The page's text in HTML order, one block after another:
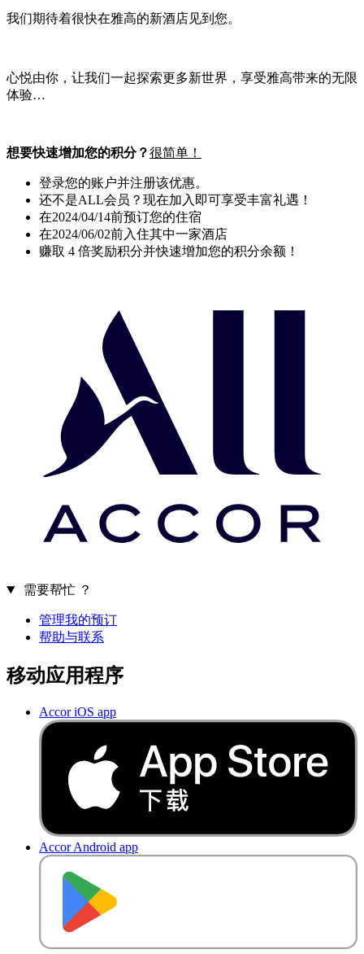
我们期待着很快在雅高的新酒店见到您。
心悦由你，让我们一起探索更多新世界，享受雅高带来的无限
体验…
想要快速增加您的积分？很简单！
登录您的账户并注册该优惠。
还不是ALL会员？现在加入即可享受丰富礼遇！
在2024/04/14前预订您的住宿
在2024/06/02前入住其中一家酒店
赚取 4 倍奖励积分并快速增加您的积分余额！
需要帮忙 ？
管理我的预订
帮助与联系
移动应用程序
Accor iOS app
Accor Android app